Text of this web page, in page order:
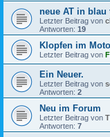
neue AT in
Letzter Beitrag von
Antworten: 19
Klopfen im
Letzter Beitrag von
Ein Neuer.
Letzter Beitrag von
Antworten: 2
Neu im Forum
Letzter Beitrag von
Antworten: 7